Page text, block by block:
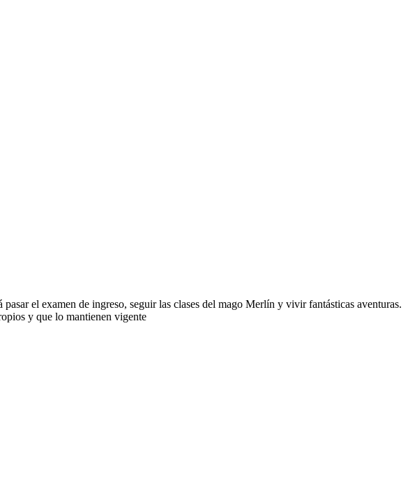
el examen de ingreso, seguir las clases del mago Merlín y vivir fantásticas aventuras.
y que lo mantienen vigente